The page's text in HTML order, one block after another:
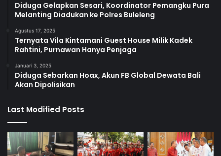
Diduga Gelapkan Sesari, Koordinator Pemangku Pura
Melanting Diadukan ke Polres Buleleng
Agustus 17, 2025
Ternyata Vila Kintamani Guest House Milik Kadek
Rahtini, Purnawan Hanya Penjaga
Januari 3, 2025
Diduga Sebarkan Hoax, Akun FB Global Dewata Bali
Akan Dipolisikan
Last Modified Posts